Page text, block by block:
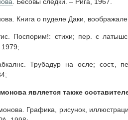
Книга о пуделе Даки,
Поспорим!: стихи; пер. с
1979;
Трубадур на осле; сост.,
является также
Графика, рисунок,